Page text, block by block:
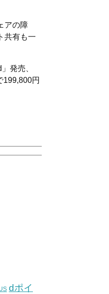
アの障
共有も一
発売、
199,800円
dポイ